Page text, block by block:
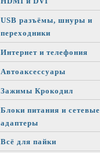
USB разъёмы, шнуры и
переходники
Интернет и телефония
Автоаксессуары
Зажимы Крокодил
Блоки питания и сетевые
адаптеры
Всё для пайки